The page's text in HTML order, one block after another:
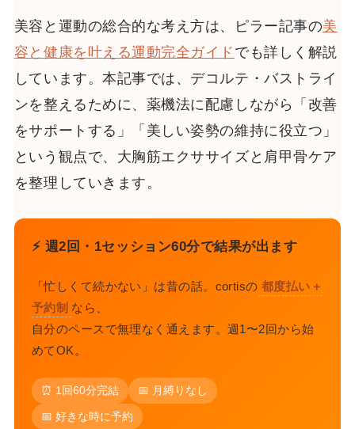
美容と運動の総合的な考え方は、ピラー記事の美
容と健康を叶える運動完全ガイド でも詳しく解説
しています。本記事では、デコルテ・バストライ
ンを整えるために、薬機法に配慮しながら「改善
をサポートする」「美しい姿勢の維持に役立つ」
という観点で、大胸筋エクササイズと肩甲骨ケア
を整理していきます。
⚡ 週2回・1セッション60分で結果が出ます
「忙しくて続かない」は昔の話。cortisの 都度払い＋
予約制 なら、
自分のペースで無理なく通えます。週1〜2回から始
めてOK。
⏰ 1回60分完結 📅 月縛りなし
📅 好きな時に予約